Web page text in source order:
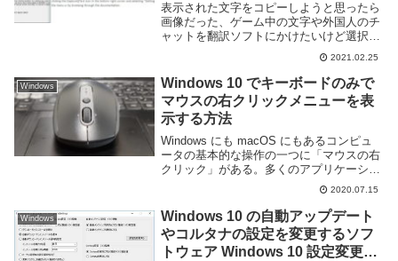
表示された文字をコピーしようと思ったら
画像だった、ゲーム中の文字や外国人のチ
ャットを翻訳ソフトにかけたいけど選択で
きない・・・なんて経験をしたことある人
は多いと思う。画像内の文字やゲーム内チ
ャットなど、文字が表示されていてもコン
ピュータはテ...
2021.02.25
Windows
Windows 10 でキーボードのみで
マウスの右クリックメニューを表
示する方法
Windows にも macOS にもあるコンピュ
ータの基本的な操作の一つに「マウスの右
クリック」がある。多くのアプリケーショ
ンで利用可能な右クリックだが、一般的に
は Web ブラウザやファイラー・エディタ
ーなどのアプリケーション固有の操作...
2020.07.15
Windows
Windows 10 の自動アップデート
やコルタナの設定を変更するソフ
トウェア Windows 10 設定変更ツ